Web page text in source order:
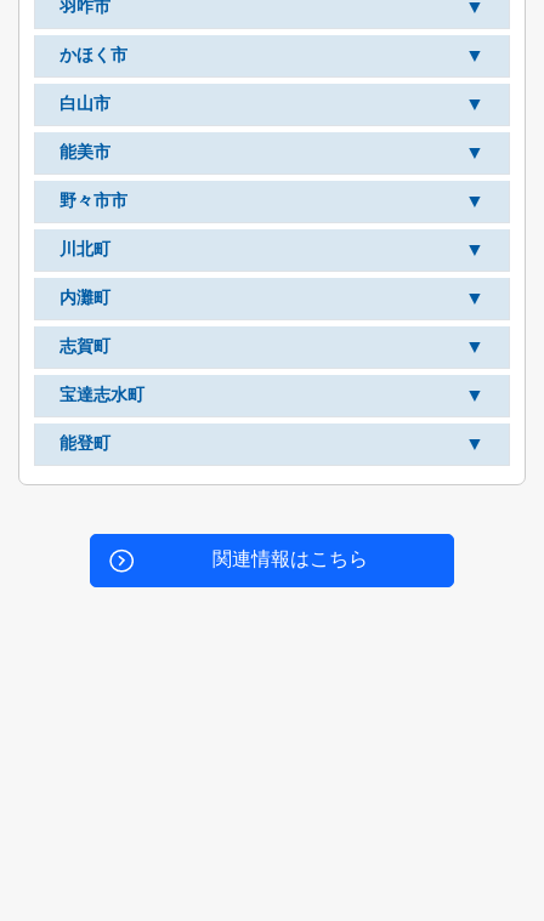
羽咋市 ▼
かほく市 ▼
白山市 ▼
能美市 ▼
野々市市 ▼
川北町 ▼
内灘町 ▼
志賀町 ▼
宝達志水町 ▼
能登町 ▼
関連情報はこちら